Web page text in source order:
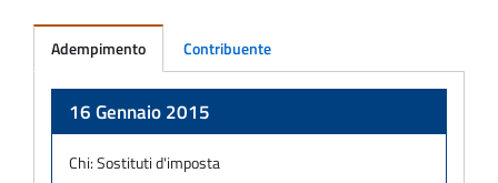
Adempimento Contribuente
16 Gennaio 2015
Chi:Sostituti d'imposta